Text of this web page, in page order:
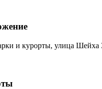
и курорты, улица Шейха